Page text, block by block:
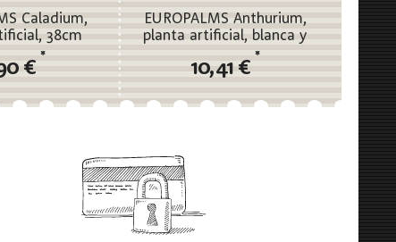
Caladium,
38cm
€
*
EUROPALMS Anthurium,
planta artificial, blanca y
10,41 €
*